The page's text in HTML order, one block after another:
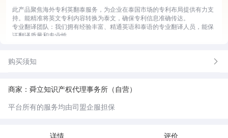
此产品聚焦海外专利英翻泰服务，为企业在泰国市场的专利布局提供有力支
持。能精准将英文专利内容转换为泰文，确保专利信息准确传达。
专业翻译团队：我们拥有经验丰富、精通英语和泰语的专业翻译人员，能保
证翻译质量和专业性。
保密服务：与客户签订严格保密协议，保障专利信息的安全性和隐私性。
售后支持：翻译交付后，为客户提供持续的售后咨询和修改服务，直至客户
购买须知
商家：舜立知识产权代理事务所（自营）
平台所有的服务均由司盟企服担保
详情 评价